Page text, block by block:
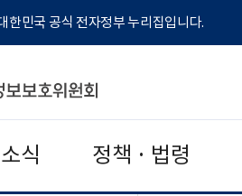
한민국 공식 전자정부 누리집입니다.
식 정책 · 법령